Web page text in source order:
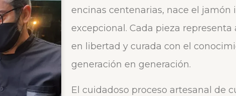
encinas centenarias, nace el jamón
excepcional. Cada pieza
en libertad y curada con el
generación en generación.
El cuidadoso proceso artesanal de